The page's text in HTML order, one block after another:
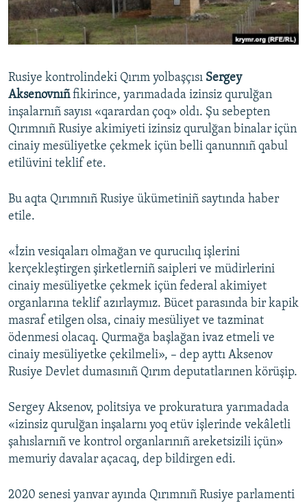
Русский
Українською
QOŞULIÑIZ!
RFE/RS bütün saytları
Rusiye kontrolindeki Qırım yolbaşçısı Sergey
Aksenovnıñfikirince, yarımadada izinsiz qurulğan
inşalarnıñ sayısı «qarardan çoq» oldı. Şu sebepten
Qırımnıñ Rusiye akimiyeti izinsiz qurulğan binalar içün
cinaiy mesüliyetke çekmek içün belli qanunnıñ qabul
etilüvini teklif ete.
Bu aqta Qırımnıñ Rusiye ükümetiniñ saytında haber
etile.
«İzin vesiqaları olmağan ve qurucılıq işlerini
kerçekleştirgen şirketlerniñ saipleri ve müdirlerini
cinaiy mesüliyetke çekmek içün federal akimiyet
organlarına teklif azırlaymız. Bücet parasında bir kapik
masraf etilgen olsa, cinaiy mesüliyet ve tazminat
ödenmesi olacaq. Qurmağa başlağan ivaz etmeli ve
cinaiy mesüliyetke çekilmeli», – dep ayttı Aksenov
Rusiye Devlet dumasınıñ Qırım deputatlarınen körüşip.
Sergey Aksenov, politsiya ve prokuratura yarımadada
«izinsiz qurulğan inşalarnı yoq etüv işlerinde vekâletli
şahıslarnıñ ve kontrol organlarınıñ areketsizili içün»
memuriy davalar açacaq, dep bildirgen edi.
2020 senesi yanvar ayında Qırımnıñ Rusiye parlamenti